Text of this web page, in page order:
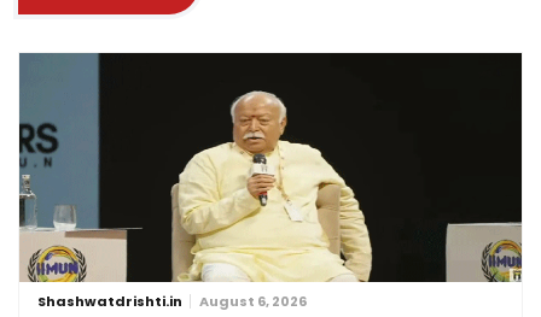
Shashwatdrishti.in August 6, 2026